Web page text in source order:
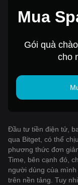
Mua
Gói quà
cho
Đầu tư tiền điện tử,
qua Bitget, có thể
phương thức đơn
Time, bên cạnh đó,
người dùng của
trên nền tảng. Tuy